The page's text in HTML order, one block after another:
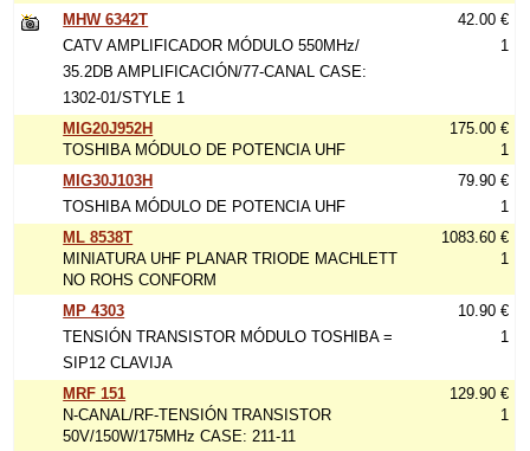
MHW 6342T
CATV AMPLIFICADOR MÓDULO 550MHz/
35.2DB AMPLIFICACIÓN/77-CANAL CASE:
1302-01/STYLE 1
42.00 €
1
MIG20J952H
TOSHIBA MÓDULO DE POTENCIA UHF
175.00 €
1
MIG30J103H
TOSHIBA MÓDULO DE POTENCIA UHF
79.90 €
1
ML 8538T
MINIATURA UHF PLANAR TRIODE MACHLETT
NO ROHS CONFORM
1083.60 €
1
MP 4303
TENSIÓN TRANSISTOR MÓDULO TOSHIBA =
SIP12 CLAVIJA
10.90 €
1
MRF 151
N-CANAL/RF-TENSIÓN TRANSISTOR
50V/150W/175MHz CASE: 211-11
129.90 €
1